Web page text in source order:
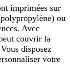
imprimées sur
ou
Avec
couvrir la
disposez
votre